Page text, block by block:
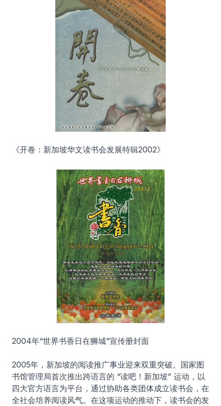
《开卷：新加坡华文读书会发展特辑2002》
2004年“世界书香日在狮城”宣传册封面
2005年，新加坡的阅读推广事业迎来双重突破。国家图
书馆管理局首次推出跨语言的 “读吧！新加坡” 运动，以
四大官方语言为平台，通过协助各类团体成立读书会，在
全社会培养阅读风气。在这项运动的推动下，读书会的发